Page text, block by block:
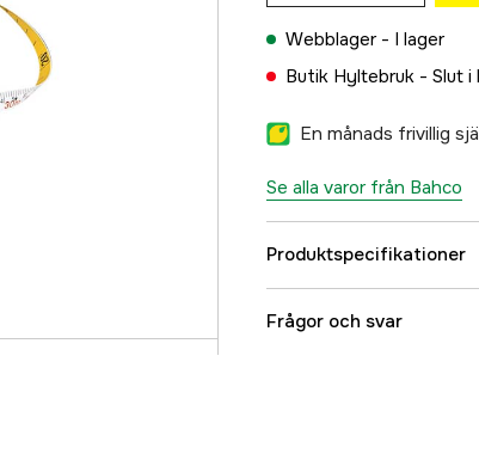
839 kr
Webblager - I lager
Butik Hyltebruk - Slut i
En månads frivillig
Se alla varor från Bahco
Produktspecifikationer
Material
Frågor och svar